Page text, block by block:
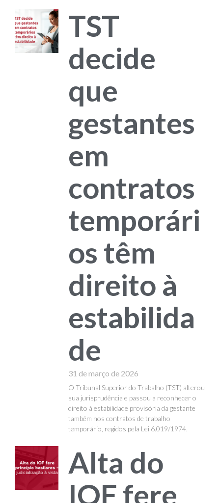
TST
decide
que
gestantes
em
contratos
temporári
os têm
direito à
estabilida
de
31 de março de 2026
O Tribunal Superior do Trabalho (TST) alterou
sua jurisprudência e passou a reconhecer o
direito à estabilidade provisória da gestante
também nos contratos de trabalho
temporário, regidos pela Lei 6.019/1974.
Alta do
IOF fere